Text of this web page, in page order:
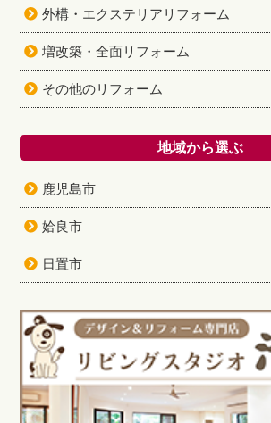
外構・エクステリアリフォーム
増改築・全面リフォーム
その他のリフォーム
地域から選ぶ
鹿児島市
姶良市
日置市